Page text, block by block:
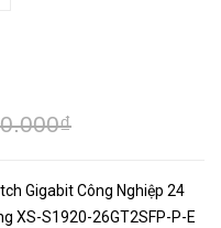
Gigabit Công Nghiệp 24
XS-S1920-26GT2SFP-P-E